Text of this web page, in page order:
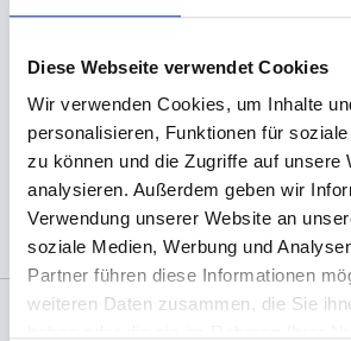
Diese Webseite verwendet Cookies
Wir verwenden Cookies, um Inhalte
personalisieren, Funktionen für
zu können und die Zugriffe auf unsere
analysieren. Außerdem geben wir
Verwendung unserer Website an
soziale Medien, Werbung und
Partner führen diese Informationen
weiteren Daten zusammen, die Sie
günstigen Preisen!
(Abb. ähnlich, ggf. ohne
können auf dem Bildschirm anders
das Produkt selber)